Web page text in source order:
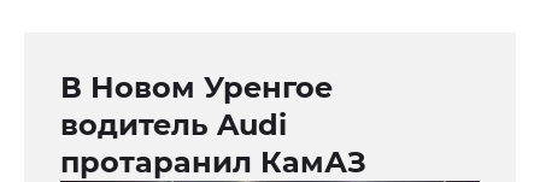
В Новом Уренгое
водитель Audi
протаранил КамАЗ